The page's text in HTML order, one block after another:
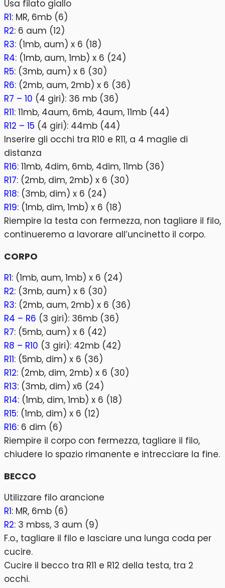
Usa filato giallo
R1: MR, 6mb (6)
R2: 6 aum (12)
R3: (1mb, aum) x 6 (18)
R4: (1mb, aum, 1mb) x 6 (24)
R5: (3mb, aum) x 6 (30)
R6: (2mb, aum, 2mb) x 6 (36)
R7 – 10 (4 giri): 36 mb (36)
R11: 11mb, 4aum, 6mb, 4aum, 11mb (44)
R12 – 15 (4 giri): 44mb (44)
Inserire gli occhi tra R10 e R11, a 4 maglie di
distanza
R16: 11mb, 4dim, 6mb, 4dim, 11mb (36)
R17: (2mb, dim, 2mb) x 6 (30)
R18: (3mb, dim) x 6 (24)
R19: (1mb, dim, 1mb) x 6 (18)
Riempire la testa con fermezza, non tagliare il filo,
continueremo a lavorare all’uncinetto il corpo.
CORPO
R1: (1mb, aum, 1mb) x 6 (24)
R2: (3mb, aum) x 6 (30)
R3: (2mb, aum, 2mb) x 6 (36)
R4 – R6 (3 giri): 36mb (36)
R7: (5mb, aum) x 6 (42)
R8 – R10 (3 giri): 42mb (42)
R11: (5mb, dim) x 6 (36)
R12: (2mb, dim, 2mb) x 6 (30)
R13: (3mb, dim) x6 (24)
R14: (1mb, dim, 1mb) x 6 (18)
R15: (1mb, dim) x 6 (12)
R16: 6 dim (6)
Riempire il corpo con fermezza, tagliare il filo,
chiudere lo spazio rimanente e intrecciare la fine.
BECCO
Utilizzare filo arancione
R1: MR, 6mb (6)
R2: 3 mbss, 3 aum (9)
F.o., tagliare il filo e lasciare una lunga coda per
cucire.
Cucire il becco tra R11 e R12 della testa, tra 2
occhi.